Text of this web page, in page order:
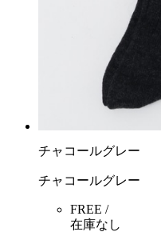
チャコールグレー
チャコールグレー
FREE /
在庫なし